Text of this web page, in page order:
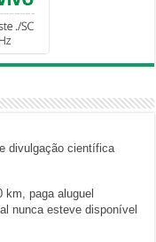
divulgação científica
km, paga aluguel
nunca esteve disponível